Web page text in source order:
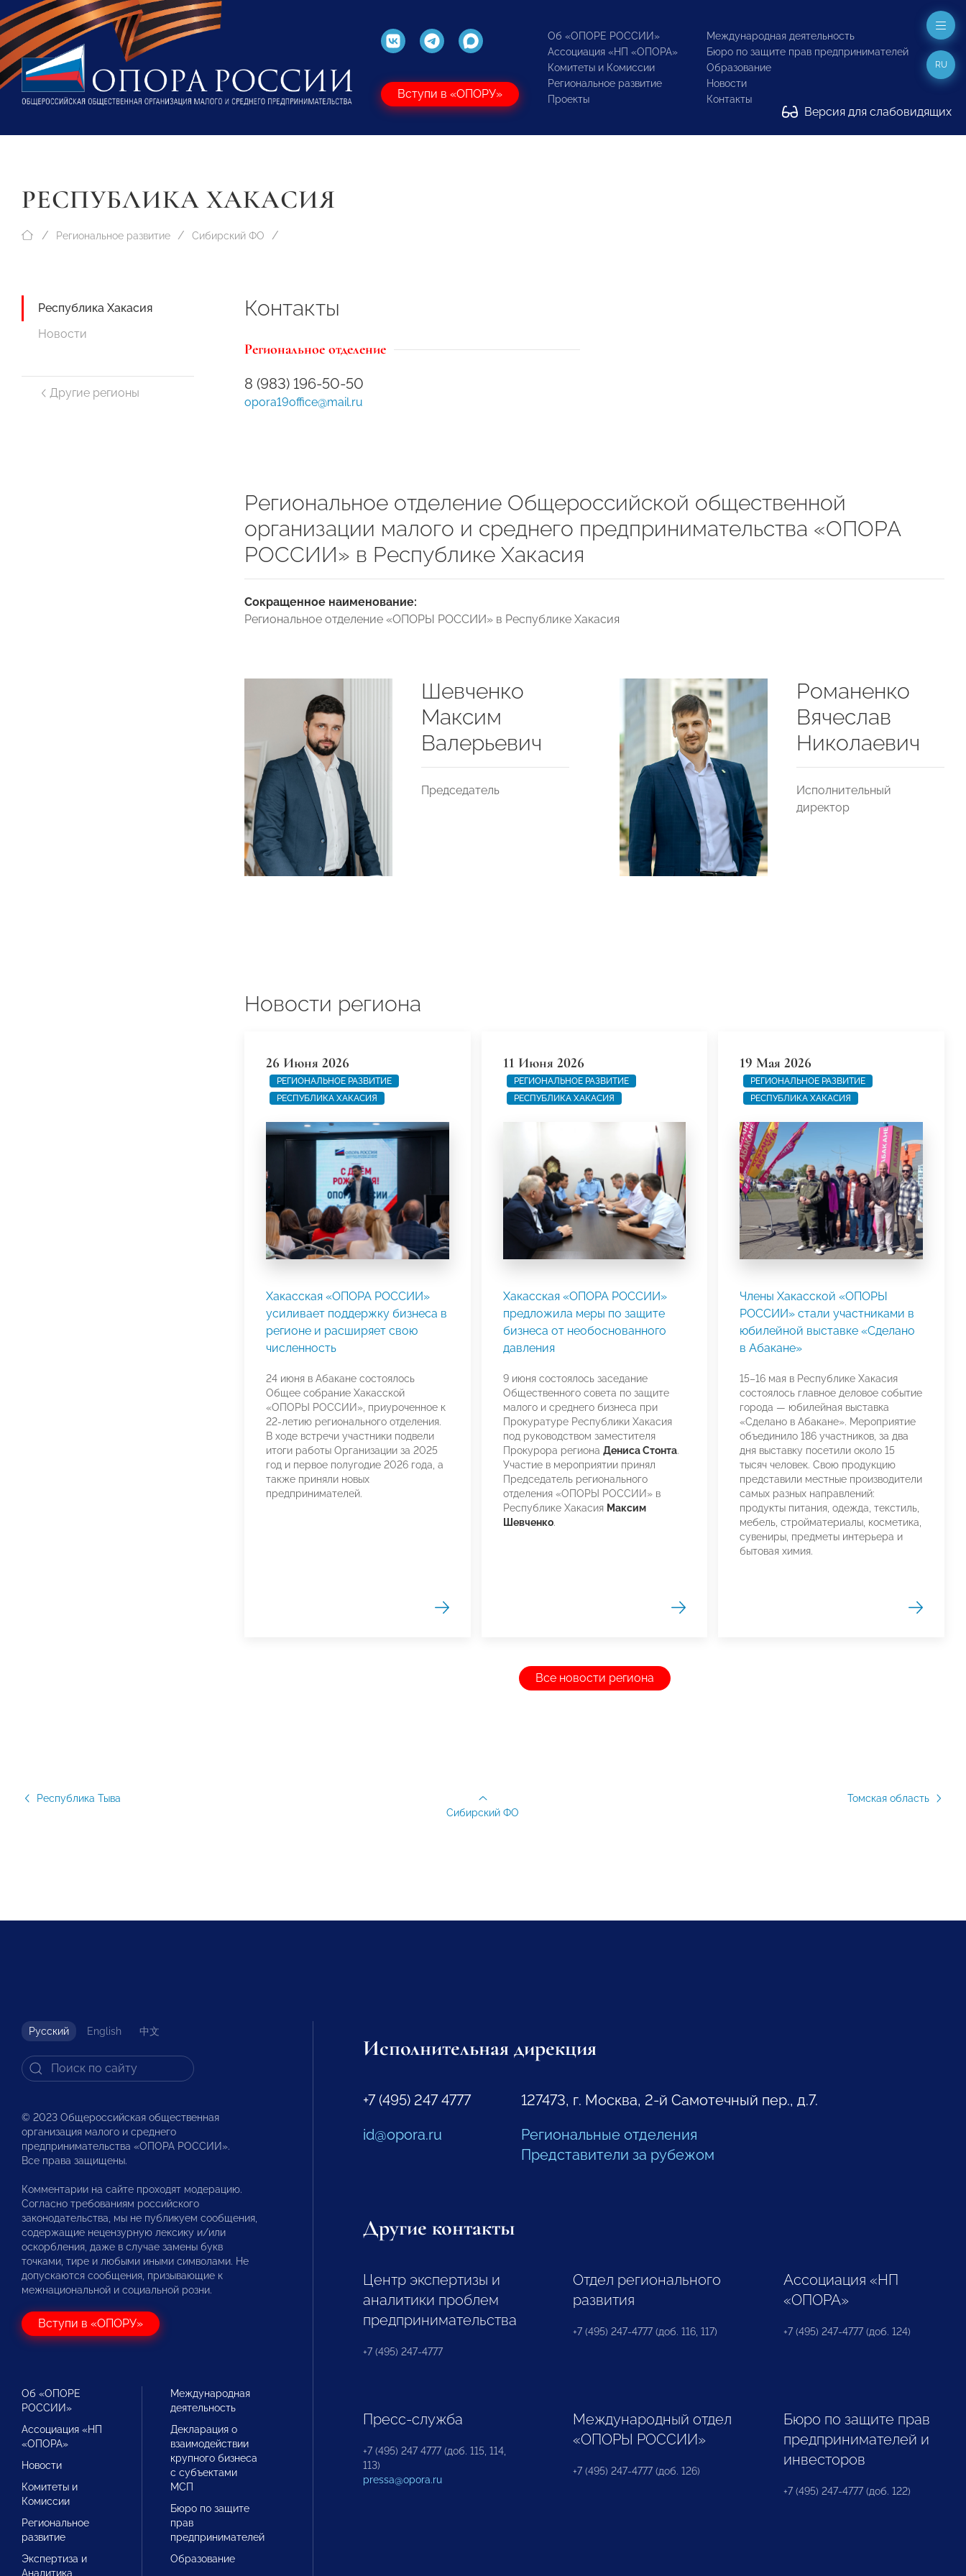
Вступи в «ОПОРУ»
Об «ОПОРЕ РОССИИ»
Ассоциация «НП «ОПОРА»
Комитеты и Комиссии
Региональное развитие
Проекты
Международная деятельность
Бюро по защите прав предпринимателей
Образование
Новости
Контакты
Версия для слабовидящих
RU
РЕСПУБЛИКА ХАКАСИЯ
Региональное развитие Сибирский ФО
Республика Хакасия
Новости
Другие регионы
Контакты
Региональное отделение
8 (983) 196-50-50
opora19office@mail.ru
Региональное отделение Общероссийской общественной
организации малого и среднего предпринимательства «ОПОРА
РОССИИ» в Республике Хакасия
Сокращенное наименование:
Региональное отделение «ОПОРЫ РОССИИ» в Республике Хакасия
Шевченко
Максим
Валерьевич
Председатель
Романенко
Вячеслав
Николаевич
Исполнительный
директор
Новости региона
26 Июня 2026
РЕГИОНАЛЬНОЕ РАЗВИТИЕ
РЕСПУБЛИКА ХАКАСИЯ
Хакасская «ОПОРА РОССИИ»
усиливает поддержку бизнеса в
регионе и расширяет свою
численность
24 июня в Абакане состоялось
Общее собрание Хакасской
«ОПОРЫ РОССИИ», приуроченное к
22-летию регионального отделения.
В ходе встречи участники подвели
итоги работы Организации за 2025
год и первое полугодие 2026 года, а
также приняли новых
предпринимателей.
11 Июня 2026
РЕГИОНАЛЬНОЕ РАЗВИТИЕ
РЕСПУБЛИКА ХАКАСИЯ
Хакасская «ОПОРА РОССИИ»
предложила меры по защите
бизнеса от необоснованного
давления
9 июня состоялось заседание
Общественного совета по защите
малого и среднего бизнеса при
Прокуратуре Республики Хакасия
под руководством заместителя
Прокурора региона Дениса Стонта.
Участие в мероприятии принял
Председатель регионального
отделения «ОПОРЫ РОССИИ» в
Республике Хакасия Максим
Шевченко.
19 Мая 2026
РЕГИОНАЛЬНОЕ РАЗВИТИЕ
РЕСПУБЛИКА ХАКАСИЯ
Члены Хакасской «ОПОРЫ
РОССИИ» стали участниками в
юбилейной выставке «Сделано
в Абакане»
15–16 мая в Республике Хакасия
состоялось главное деловое событие
города — юбилейная выставка
«Сделано в Абакане». Мероприятие
объединило 186 участников, за два
дня выставку посетили около 15
тысяч человек. Свою продукцию
представили местные производители
самых разных направлений:
продукты питания, одежда, текстиль,
мебель, стройматериалы, косметика,
сувениры, предметы интерьера и
бытовая химия.
Все новости региона
Республика Тыва
Томская область
Сибирский ФО
Русский English 中文
© 2023 Общероссийская общественная
организация малого и среднего
предпринимательства «ОПОРА РОССИИ».
Все права защищены.
Комментарии на сайте проходят модерацию.
Согласно требованиям российского
законодательства, мы не публикуем сообщения,
содержащие нецензурную лексику и/или
оскорбления, даже в случае замены букв
точками, тире и любыми иными символами. Не
допускаются сообщения, призывающие к
межнациональной и социальной розни.
Вступи в «ОПОРУ»
Об «ОПОРЕ
РОССИИ»
Ассоциация «НП
«ОПОРА»
Новости
Комитеты и
Комиссии
Региональное
развитие
Экспертиза и
Аналитика
Международная
деятельность
Декларация о
взаимодействии
крупного бизнеса
с субъектами
МСП
Бюро по защите
прав
предпринимателей
Образование
Исполнительная дирекция
+7 (495) 247 4777
id@opora.ru
127473, г. Москва, 2-й Самотечный пер., д.7.
Региональные отделения
Представители за рубежом
Другие контакты
Центр экспертизы и
аналитики проблем
предпринимательства
+7 (495) 247-4777
Отдел регионального
развития
+7 (495) 247-4777 (доб. 116, 117)
Ассоциация «НП
«ОПОРА»
+7 (495) 247-4777 (доб. 124)
Пресс-служба
+7 (495) 247 4777 (доб. 115, 114,
113)
pressa@opora.ru
Международный отдел
«ОПОРЫ РОССИИ»
+7 (495) 247-4777 (доб. 126)
Бюро по защите прав
предпринимателей и
инвесторов
+7 (495) 247-4777 (доб. 122)